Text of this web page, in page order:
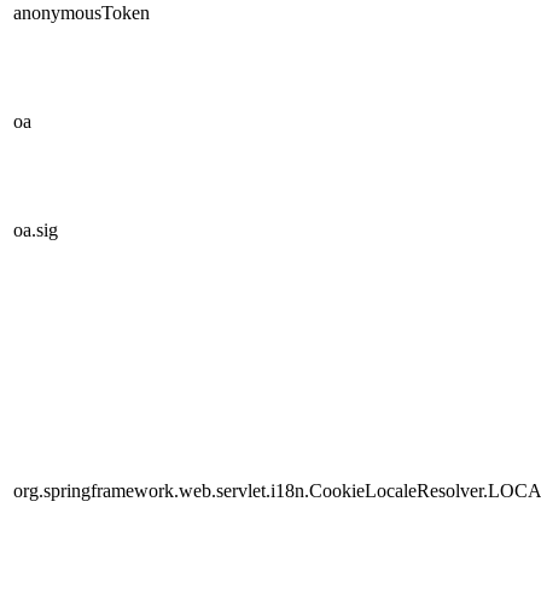
anonymousToken
oa
oa.sig